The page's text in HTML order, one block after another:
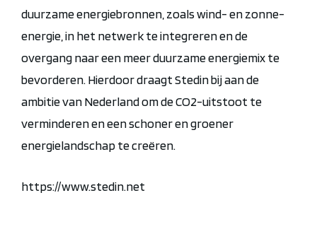
duurzame energiebronnen, zoals wind- en zonne-
energie, in het netwerk te integreren en de
overgang naar een meer duurzame energiemix te
bevorderen. Hierdoor draagt Stedin bij aan de
ambitie van Nederland om de CO2-uitstoot te
verminderen en een schoner en groener
energielandschap te creëren.
https://www.stedin.net